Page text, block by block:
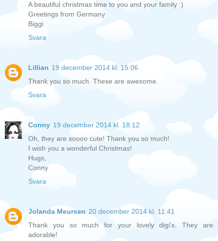
A beautiful christmas time to you and your family :)
Greetings from Germany
Biggi
Svara
Lillian 19 december 2014 kl. 15:06
Thank you so much. These are awesome.
Svara
Conny 19 december 2014 kl. 18:12
Oh, they are soooo cute! Thank you so much!
I wish you a wonderful Christmas!
Hugs,
Conny
Svara
Jolanda Meursen 20 december 2014 kl. 11:41
Thank you so much for your lovely digi's. They are
adorable!